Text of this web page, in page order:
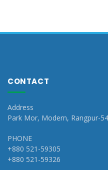
CONTACT
Address
Park Mor, Modern, Rangpur-
PHONE
+880 521-59305
+880 521-59326